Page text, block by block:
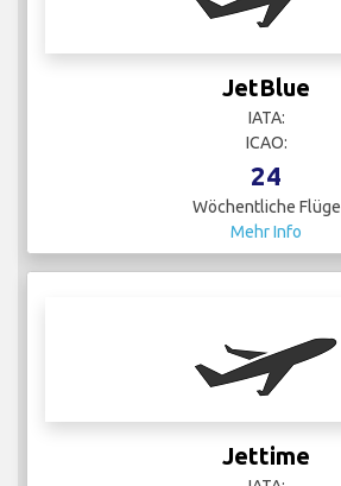
JetBlue
IATA:
ICAO:
24
Wöchentliche Flüge
Mehr Info
Jettime